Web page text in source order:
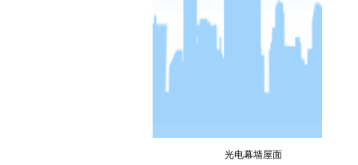
光电幕墙屋面